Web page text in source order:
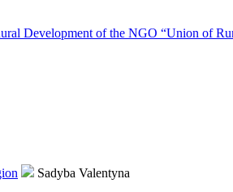
Development of the NGO “Union of
Sadyba Valentyna